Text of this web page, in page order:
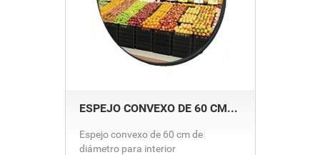
ESPEJO CONVEXO DE 60 CM...
Espejo convexo de 60 cm de
diámetro para interior